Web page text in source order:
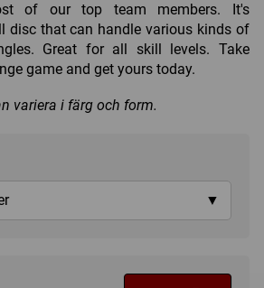
of our top team members. It's
disc that can handle various kinds of
Great for all skill levels. Take
game and get yours today.
variera i färg och form.
▼